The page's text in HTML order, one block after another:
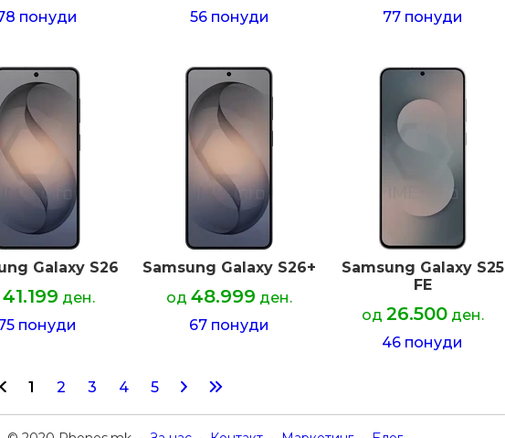
понуди
56 понуди
77 понуди
Galaxy S26
41.199 ден.
понуди
Samsung Galaxy S26+
од 48.999 ден.
67 понуди
Samsung Galaxy S25
FE
од 26.500 ден.
46 понуди
1 2 3 4 5